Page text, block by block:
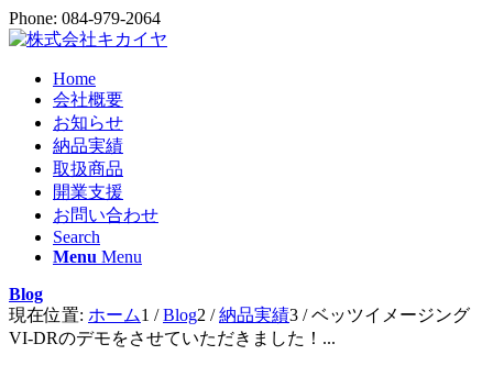
Phone: 084-979-2064
Home
会社概要
お知らせ
納品実績
取扱商品
開業支援
お問い合わせ
Search
Menu Menu
Blog
現在位置: ホーム1 / Blog2 / 納品実績3 / ベッツイメージング
VI-DRのデモをさせていただきました！...